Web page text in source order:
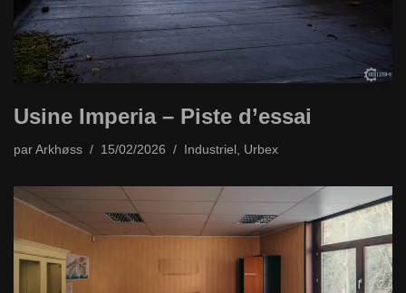
Usine Imperia – Piste d’essai
par Arkhøss 15/02/2026 Industriel Urbex